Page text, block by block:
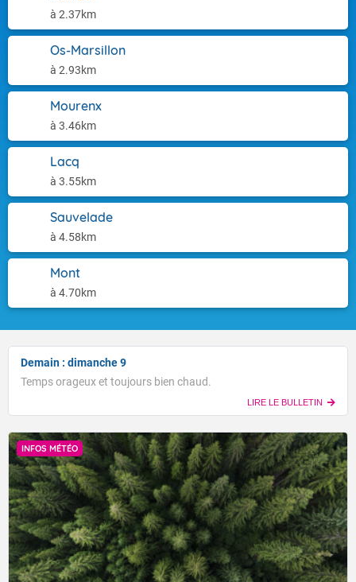
à 2.37km
Os-Marsillon
à 2.93km
Mourenx
à 3.46km
Lacq
à 3.55km
Sauvelade
à 4.58km
Mont
à 4.70km
Demain : dimanche 9
Temps orageux et toujours bien chaud.
LIRE LE BULLETIN
INFOS MÉTÉO